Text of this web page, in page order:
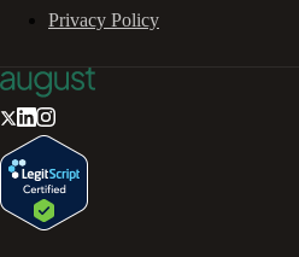
Privacy Policy